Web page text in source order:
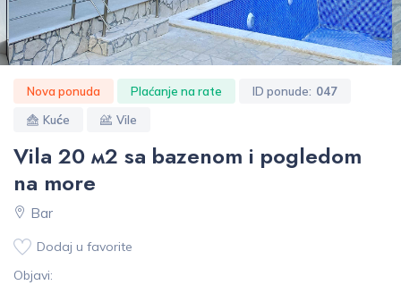
Nova ponuda Plaćanje na rate ID ponude: 047
Kuće
Vile
Vila 20 м2 sa bazenom i pogledom
na more
Bar
Dodaj u favorite
Objavi: